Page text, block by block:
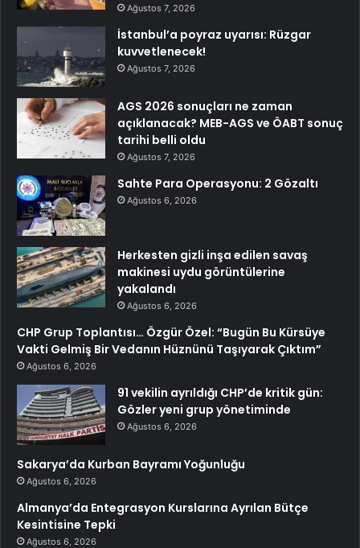
Ağustos 7, 2026
İstanbul’a poyraz uyarısı: Rüzgar
kuvvetlenecek!
Ağustos 7, 2026
AGS 2026 sonuçları ne zaman
açıklanacak? MEB-AGS ve ÖABT sonuç
tarihi belli oldu
Ağustos 7, 2026
Sahte Para Operasyonu: 2 Gözaltı
Ağustos 6, 2026
Herkesten gizli inşa edilen savaş
makinesi uydu görüntülerine
yakalandı
Ağustos 6, 2026
CHP Grup Toplantısı… Özgür Özel: “Bugün Bu Kürsüye
Vakti Gelmiş Bir Vedanın Hüznünü Taşıyarak Çıktım”
Ağustos 6, 2026
91 vekilin ayrıldığı CHP’de kritik gün:
Gözler yeni grup yönetiminde
Ağustos 6, 2026
Sakarya’da Kurban Bayramı Yoğunluğu
Ağustos 6, 2026
Almanya’da Entegrasyon Kurslarına Ayrılan Bütçe
Kesintisine Tepki
Ağustos 6, 2026